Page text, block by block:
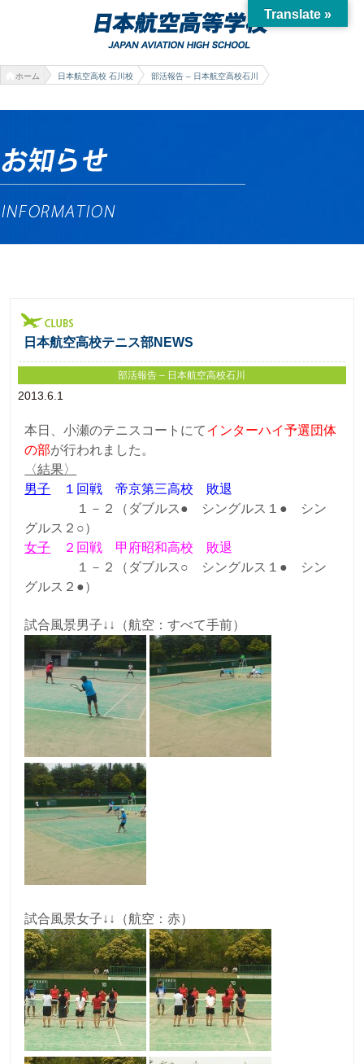
ホーム 日本航空高校 石川校 部活報告 – 日本航空高校石川
日本航空高校テニス部NEWS
2013.6.1
部活報告 – 日本航空高校石川
本日、小瀬のテニスコートにてインターハイ予選団体
の部が行われました。
〈結果〉
男子 １回戦 帝京第三高校 敗退
１－２（ダブルス● シングルス１● シン
グルス２○）
女子 ２回戦 甲府昭和高校 敗退
１－２（ダブルス○ シングルス１● シン
グルス２●）
試合風景男子↓↓（航空：すべて手前）
試合風景女子↓↓（航空：赤）
Translate »